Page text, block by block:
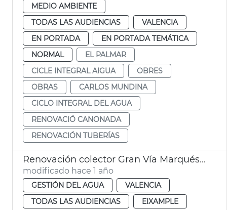
MEDIO AMBIENTE
TODAS LAS AUDIENCIAS
VALENCIA
EN PORTADA
EN PORTADA TEMÁTICA
NORMAL
EL PALMAR
CICLE INTEGRAL AIGUA
OBRES
OBRAS
CARLOS MUNDINA
CICLO INTEGRAL DEL AGUA
RENOVACIÓ CANONADA
RENOVACIÓN TUBERÍAS
Renovación colector Gran Vía Marqués del Túria de València
modificado hace 1 año
GESTIÓN DEL AGUA
VALENCIA
TODAS LAS AUDIENCIAS
EIXAMPLE